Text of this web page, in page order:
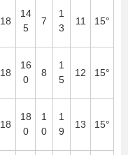
18
14
5
7
1
3
11 15°
18
16
0
8
1
5
12 15°
18
18
0
1
0
1
9
13 15°